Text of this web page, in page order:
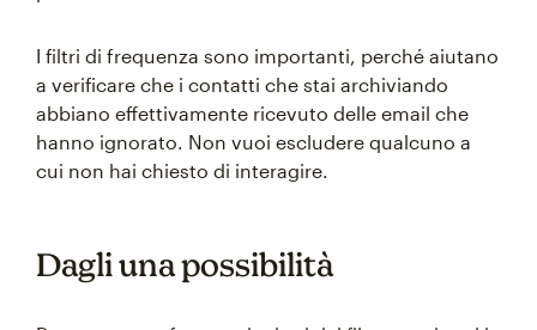
I filtri di frequenza sono importanti, perché aiutano
a verificare che i contatti che stai archiviando
abbiano effettivamente ricevuto delle email che
hanno ignorato. Non vuoi escludere qualcuno a
cui non hai chiesto di interagire.
Dagli una possibilità